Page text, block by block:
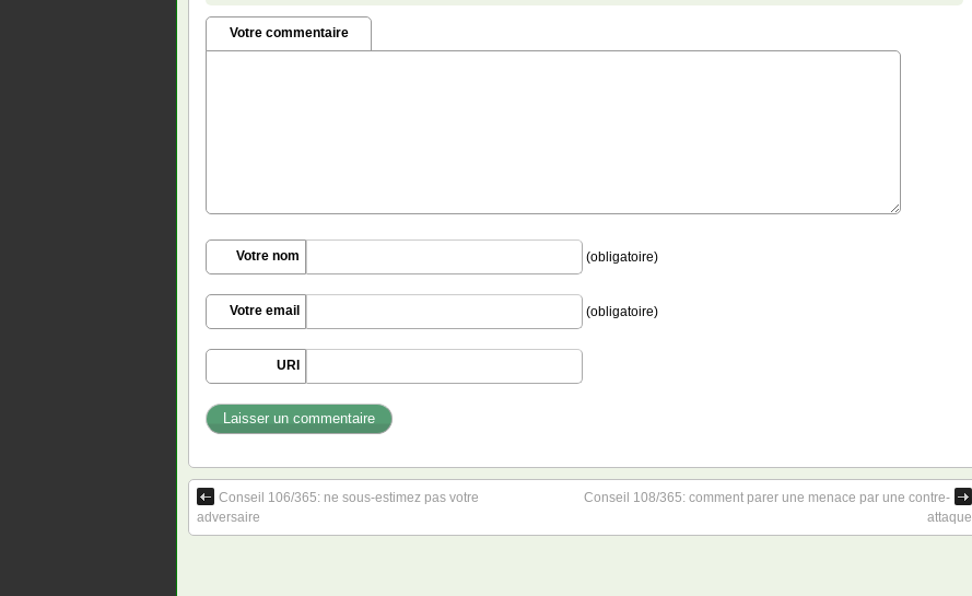
Votre commentaire
Votre nom (obligatoire)
Votre email (obligatoire)
URI
Conseil 106/365: ne sous-estimez pas votre
adversaire
Conseil 108/365: comment parer une menace par une contre-
attaque